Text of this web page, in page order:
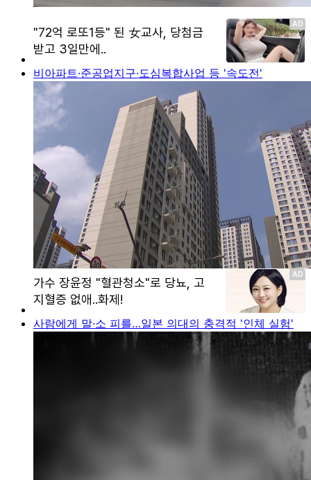
비아파트·준공업지구·도심복합사업 등 '속도전'
사람에게 말·소 피를…일본 의대의 충격적 '인체 실험'